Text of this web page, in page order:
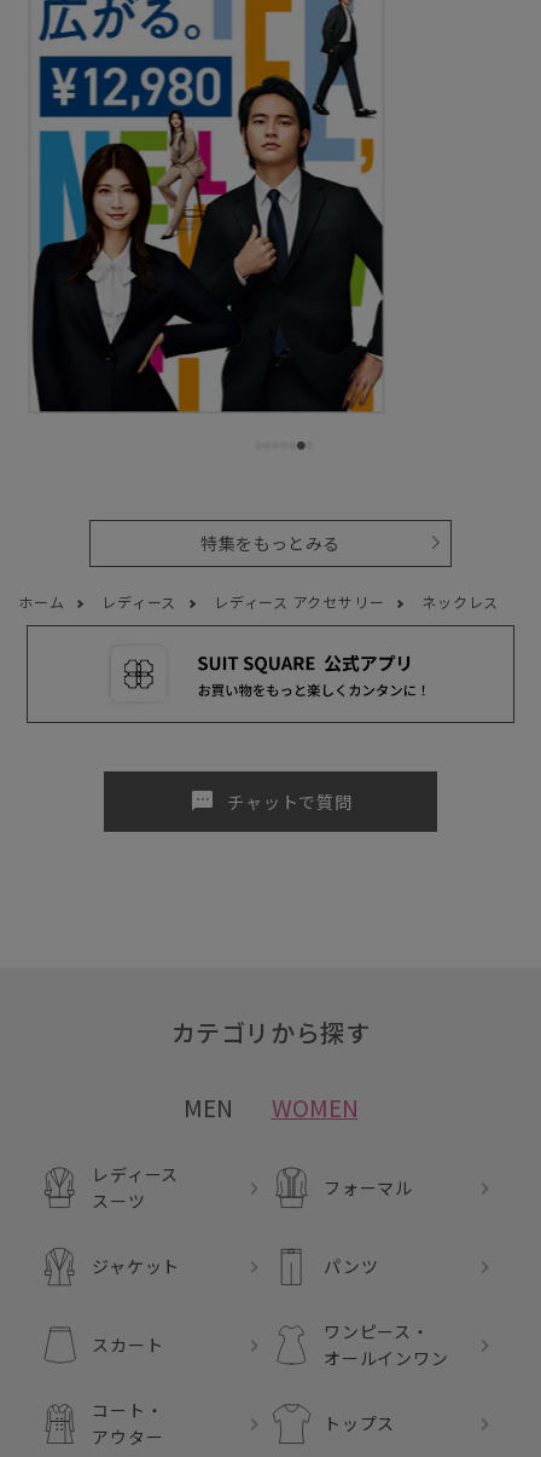
特集をもっとみる
ホーム レディース レディース アクセサリー ネックレス
sms チャットで質問
カテゴリから探す
MEN WOMEN
レディース
スーツ
フォーマル
ジャケット パンツ
スカート
ワンピース・
オールインワン
コート・
アウター
トップス